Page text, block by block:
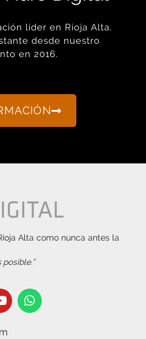
líder en Rioja Alta.
desde nuestro
en 2016.
Alta como nunca antes la